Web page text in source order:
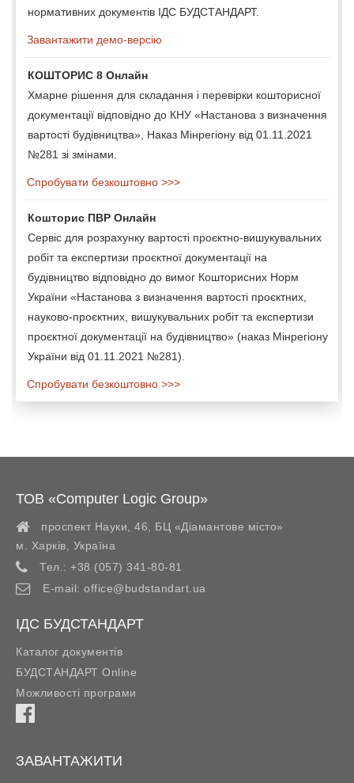
нормативних документів ІДС БУДСТАНДАРТ.
Завантажити демо-версію
КОШТОРИС 8 Онлайн
Хмарне рішення для складання і перевірки кошторисної
документації відповідно до КНУ «Настанова з визначення
вартості будівництва», Наказ Мінрегіону від 01.11.2021
№281 зі змінами.
Спробувати безкоштовно >>>
Кошторис ПВР Онлайн
Сервіс для розрахунку вартості проєктно-вишукувальних
робіт та експертизи проєктної документації на
будівництво відповідно до вимог Кошторисних Норм
України «Настанова з визначення вартості проєктних,
науково-проєктних, вишукувальних робіт та експертизи
проєктної документації на будівництво» (наказ Мінрегіону
України від 01.11.2021 №281).
Спробувати безкоштовно >>>
ТОВ «Computer Logic Group»
проспект Науки, 46, БЦ «Діамантове місто»
м. Харків
Україна
Тел.: +38 (057) 341-80-81
E-mail: office@budstandart.ua
ІДС БУДСТАНДАРТ
Каталог документів
БУДСТАНДАРТ Online
Можливості програми
ЗАВАНТАЖИТИ